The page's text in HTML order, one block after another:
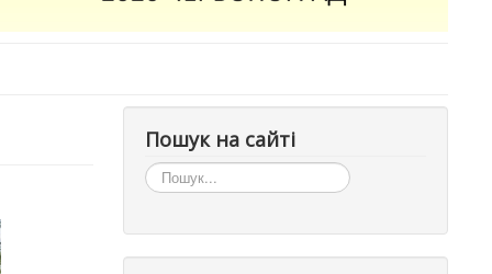
Пошук на сайті
Пошук...